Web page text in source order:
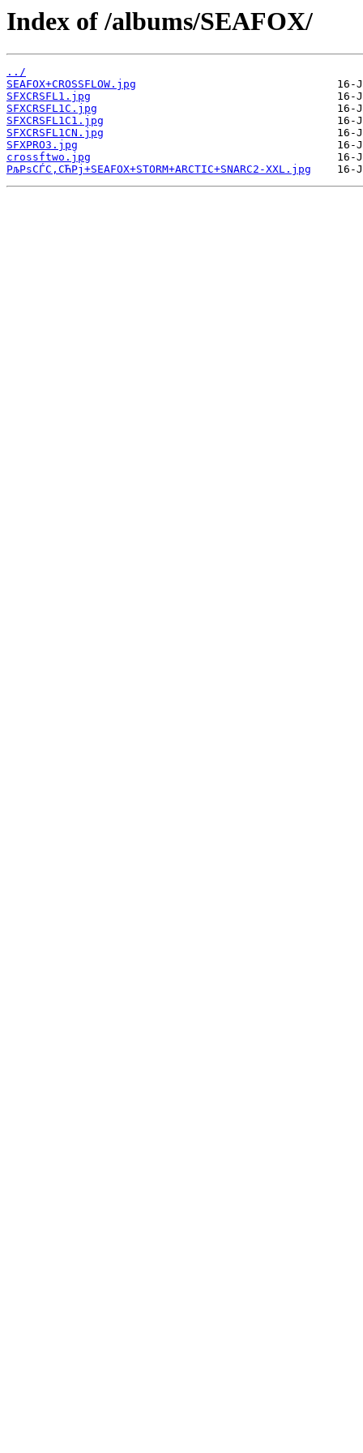
Index of /albums/SEAFOX/
../
SEAFOX+CROSSFLOW.jpg
SFXCRSFL1.jpg
SFXCRSFL1C.jpg
SFXCRSFL1C1.jpg
SFXCRSFL1CN.jpg
SFXPRO3.jpg
crossftwo.jpg
РљРѕСЃС‚СЋРј+SEAFOX+STORM+ARCTIC+SNARC2-XXL.jpg